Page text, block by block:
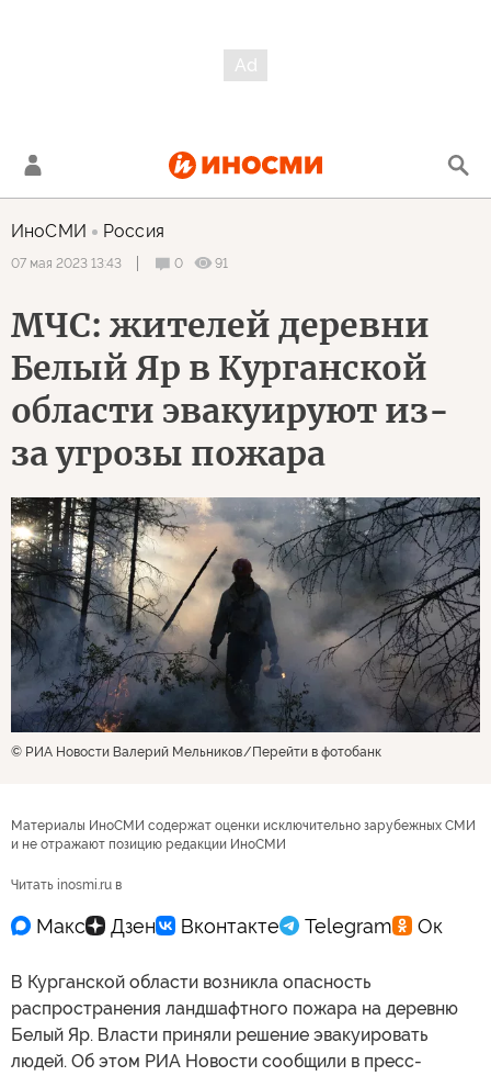
ИноСМИ Россия
07 мая 2023 13:43 0 91
МЧС: жителей деревни
Белый Яр в Курганской
области эвакуируют из-
за угрозы пожара
© РИА Новости Валерий Мельников Перейти в фотобанк
Материалы ИноСМИ содержат оценки исключительно зарубежных СМИ
и не отражают позицию редакции ИноСМИ
Читать inosmi.ru в
В Курганской области возникла опасность
распространения ландшафтного пожара на деревню
Белый Яр. Власти приняли решение эвакуировать
людей. Об этом РИА Новости сообщили в пресс-